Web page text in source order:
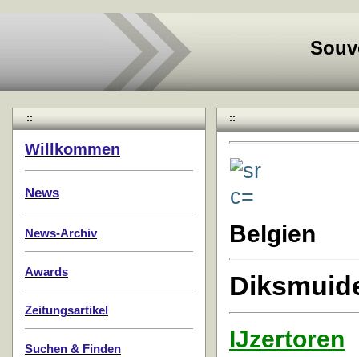
::
Willkommen
News
News-Archiv
Awards
Zeitungsartikel
Suchen & Finden
::
Belgien
IJzertoren